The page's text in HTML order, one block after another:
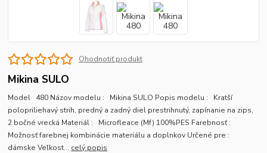
Ohodnotiť produkt
Mikina SULO
Model 480 Názov modelu : Mikina SULO Popis modelu : Kratší
polopriliehavý strih, predný a zadný diel prestrihnutý, zapínanie na zips,
2 bočné vrecká Materiál : Microfleace (Mf) 100%PES Farebnosť :
Možnosť farebnej kombinácie materiálu a doplnkov Určené pre :
dámske Veľkost... celý popis